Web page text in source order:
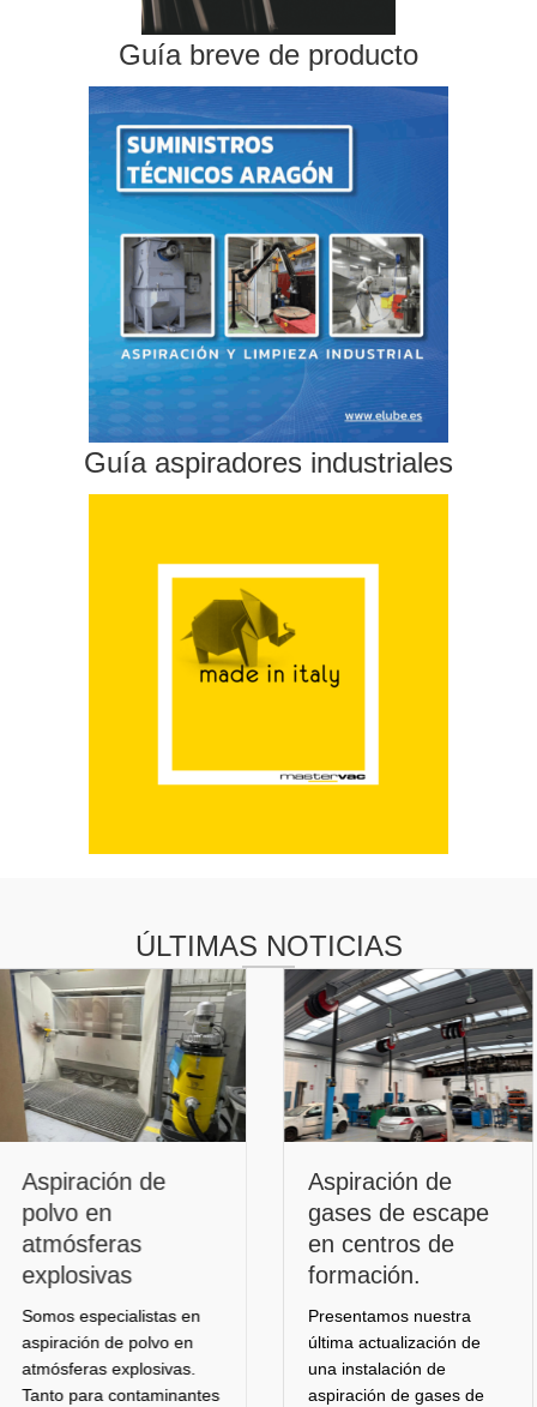
Guía breve de producto
Guía aspiradores industriales
ÚLTIMAS NOTICIAS
de
en
polvo en
Aspiración de
gases de escape
en centros de
Presentamos nuestra
última actualización de
una instalación de
aspiración de gases de